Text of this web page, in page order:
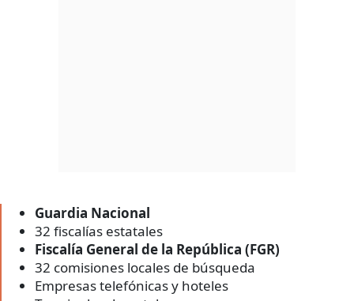
Guardia Nacional
32 fiscalías estatales
Fiscalía General de la República (FGR)
32 comisiones locales de búsqueda
Empresas telefónicas y hoteles